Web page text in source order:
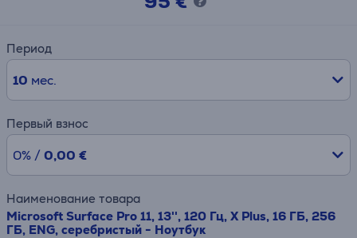
Период
10 мес.
Первый взнос
0% / 0,00 €
Наименование товара
Microsoft Surface Pro 11, 13'', 120 Гц, X Plus, 16 ГБ, 256
ГБ, ENG, серебристый - Ноутбук